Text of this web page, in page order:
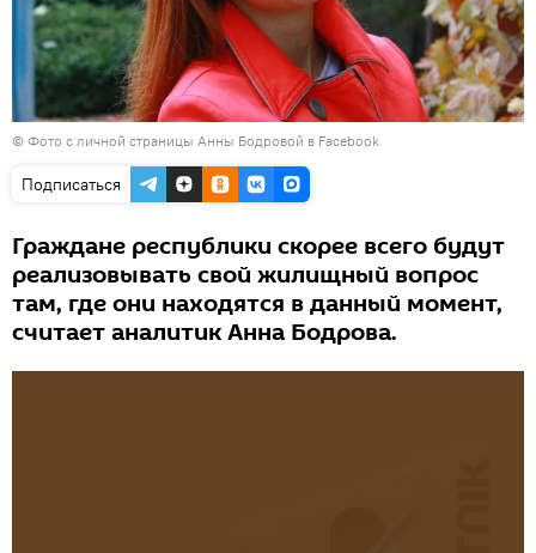
© Фото с личной страницы Анны Бодровой в Facebook
Подписаться
Граждане республики скорее всего будут
реализовывать свой жилищный вопрос
там, где они находятся в данный момент,
считает аналитик Анна Бодрова.